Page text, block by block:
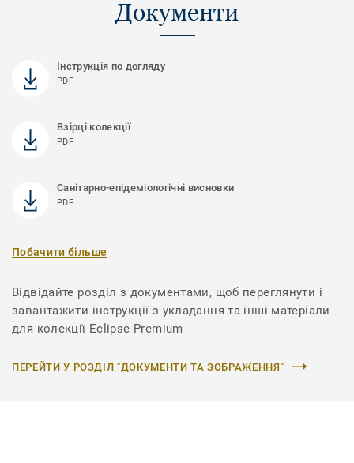
Документи
Інструкція по догляду
PDF
Взірці колекції
PDF
Санітарно-епідеміологічні висновки
PDF
Побачити більше
Відвідайте розділ з документами, щоб переглянути і
завантажити інструкції з укладання та інші матеріали
для колекції Eclipse Premium
ПЕРЕЙТИ У РОЗДІЛ "ДОКУМЕНТИ ТА ЗОБРАЖЕННЯ"